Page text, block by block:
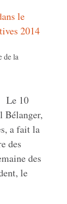
de la
Le 10
Bélanger,
a fait la
des
des
le